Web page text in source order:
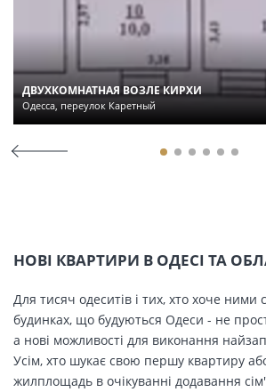
ДВУХКОМНАТНАЯ ВОЗЛЕ КИРХИ
Одесса, переулок Каретный
НОВІ КВАРТИРИ В ОДЕСІ ТА
Для тисяч одеситів і тих, хто хоче ними
будинках, що будуються Одеси - не
а нові можливості для виконання
Усім, хто шукає свою першу квартиру
жилплощадь в очікуванні додавання